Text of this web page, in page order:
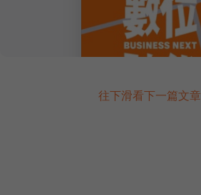
往下滑看下一篇文章